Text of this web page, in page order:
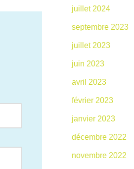
juillet 2024
septembre 2023
juillet 2023
juin 2023
avril 2023
février 2023
janvier 2023
décembre 2022
novembre 2022